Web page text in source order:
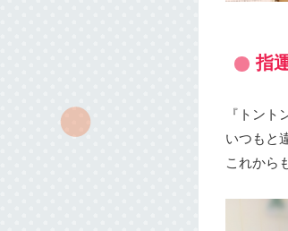
指
『トン
いつもと
これから